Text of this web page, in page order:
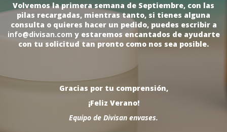
Volvemos la primera semana de Septiembre, con las
pilas recargadas, mientras tanto, si tienes alguna
consulta o quieres hacer un pedido, puedes escribir a
info@divisan.com y estaremos encantados de ayudarte
con tu solicitud tan pronto como nos sea posible.
Gracias por tu comprensión,
¡Feliz Verano!
Equipo de Divisan envases.